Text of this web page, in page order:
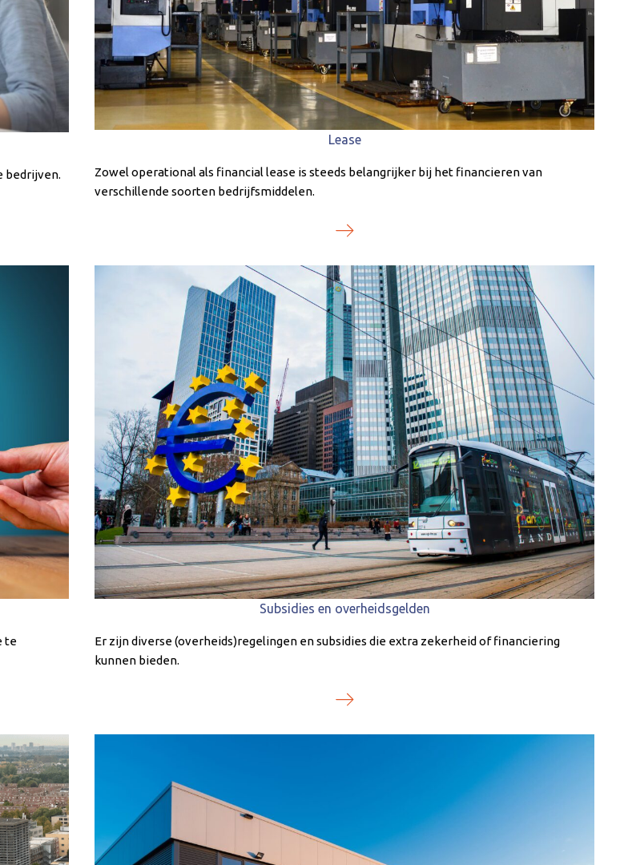
bedrijven.
Lease
Zowel operational als financial lease is steeds belangrijker bij het financieren van
verschillende soorten bedrijfsmiddelen.
te
Subsidies en overheidsgelden
Er zijn diverse (overheids)regelingen en subsidies die extra zekerheid of financiering
kunnen bieden.